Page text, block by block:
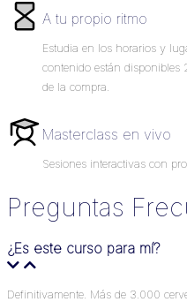
A tu propio ritmo
Estudia en los horarios y
contenido están disponibles
de la compra.
Masterclass en vivo
Sesiones interactivas con
Preguntas
¿Es este curso para mí?
Definitivamente. Más de 3.000